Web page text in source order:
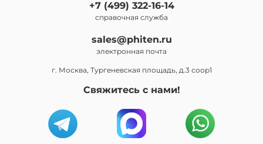
+7 (499) 322-16-14
справочная служба
sales@phiten.ru
электронная почта
г. Москва, Тургеневская площадь, д.3 соор1
Свяжитесь с нами!